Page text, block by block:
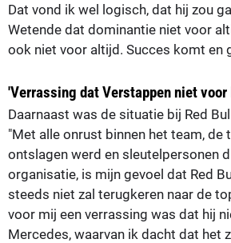
Dat vond ik wel logisch, dat hij zou
Wetende dat dominantie niet voor
ook niet voor altijd. Succes komt en
'Verrassing dat Verstappen niet
Daarnaast was de situatie bij Red
"Met alle onrust binnen het team, de
ontslagen werd en sleutelpersonen
organisatie, is mijn gevoel dat Red
steeds niet zal terugkeren naar de
voor mij een verrassing was dat hij
Mercedes, waarvan ik dacht dat het